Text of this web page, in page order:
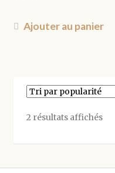
Ajouter au panier
2 résultats affichésTrié